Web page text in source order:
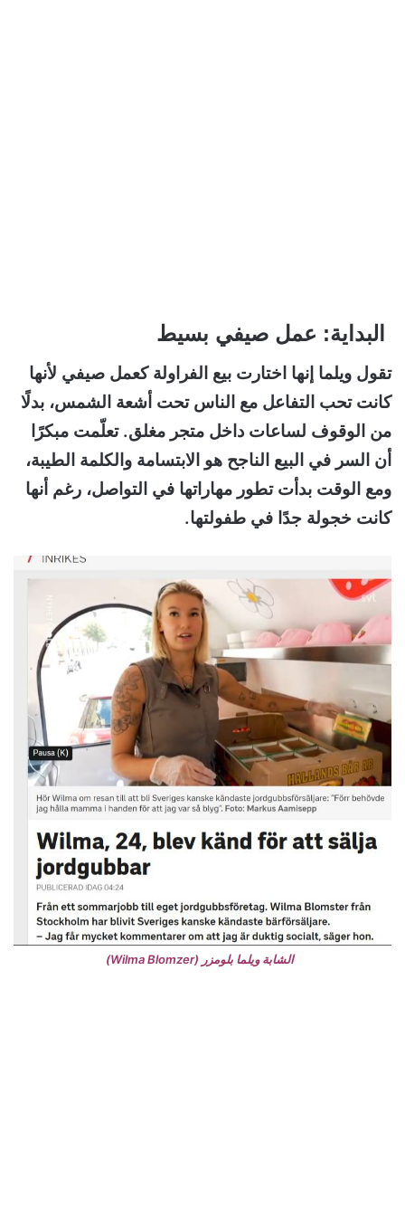
البداية: عمل صيفي بسيط
تقول ويلما إنها اختارت بيع الفراولة كعمل صيفي لأنها
كانت تحب التفاعل مع الناس تحت أشعة الشمس، بدلًا
من الوقوف لساعات داخل متجر مغلق. تعلّمت مبكرًا
أن السر في البيع الناجح هو الابتسامة والكلمة الطيبة،
ومع الوقت بدأت تطور مهاراتها في التواصل، رغم أنها
كانت خجولة جدًا في طفولتها.
الشابة ويلما بلومزر (Wilma Blomzer)